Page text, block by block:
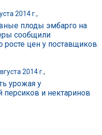
2014 г.,
плоды эмбарго на
сообщили
росте цен у поставщиков
2014 г.,
урожая у
персиков и нектаринов